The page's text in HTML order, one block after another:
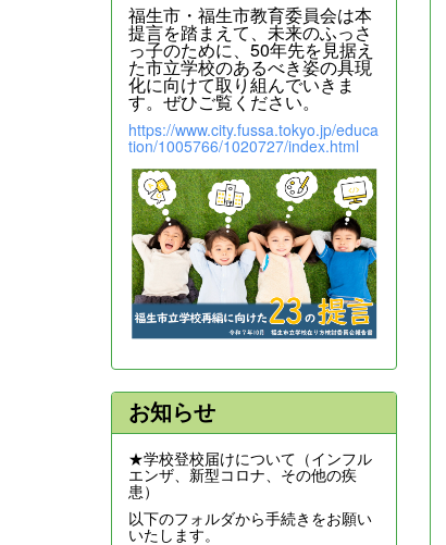
福生市・福生市教育委員会は本
提言を踏まえて、未来のふっさ
っ子のために、50年先を見据え
た市立学校のあるべき姿の具現
化に向けて取り組んでいきま
す。ぜひご覧ください。
https://www.city.fussa.tokyo.jp/educa
tion/1005766/1020727/index.html
お知らせ
★学校登校届けについて（インフル
エンザ、新型コロナ、その他の疾
患）
以下のフォルダから手続きをお願い
いたします。